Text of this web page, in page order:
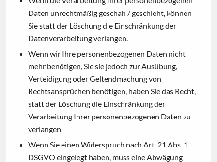
Daten unrechtmäßig geschah / geschieht, können
Sie statt der Löschung die Einschränkung der
Datenverarbeitung verlangen.
Wenn wir Ihre personenbezogenen Daten nicht
mehr benötigen, Sie sie jedoch zur Ausübung,
Verteidigung oder Geltendmachung von
Rechtsansprüchen benötigen, haben Sie das Recht,
statt der Löschung die Einschränkung der
Verarbeitung Ihrer personenbezogenen Daten zu
verlangen.
Wenn Sie einen Widerspruch nach Art. 21 Abs. 1
DSGVO eingelegt haben, muss eine Abwägung